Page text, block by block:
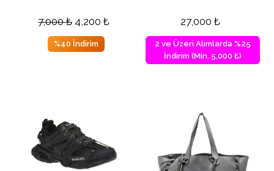
7,000₺ 4,200 ₺
%40 İndirim
27,000 ₺
2 ve Üzeri Alımlarda %25
İndirim (Min. 5,000 ₺)